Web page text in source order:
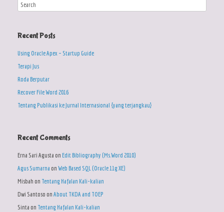
Recent Posts
Using Oracle Apex – Startup Guide
Terapi Jus
Roda Berputar
Recover File Word 2016
Tentang Publikasi ke Jurnal Internasional {yang terjangkau}
Recent Comments
Erna Sari Agusta on Edit Bibliography (Ms.Word 2010)
Agus Sumarna on Web Based SQL (Oracle 11g XE)
Misbah on Tentang Hafalan Kali-kalian
Dwi Santoso on About TKDA and TOEP
Sinta on Tentang Hafalan Kali-kalian